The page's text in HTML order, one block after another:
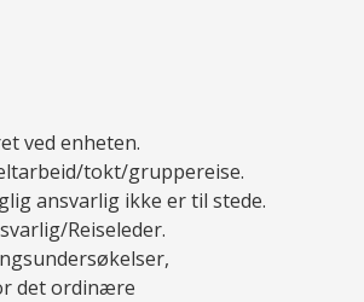
ved enheten.
tokt/gruppereise.
ansvarlig ikke er til stede.
Reiseleder.
det ordinære